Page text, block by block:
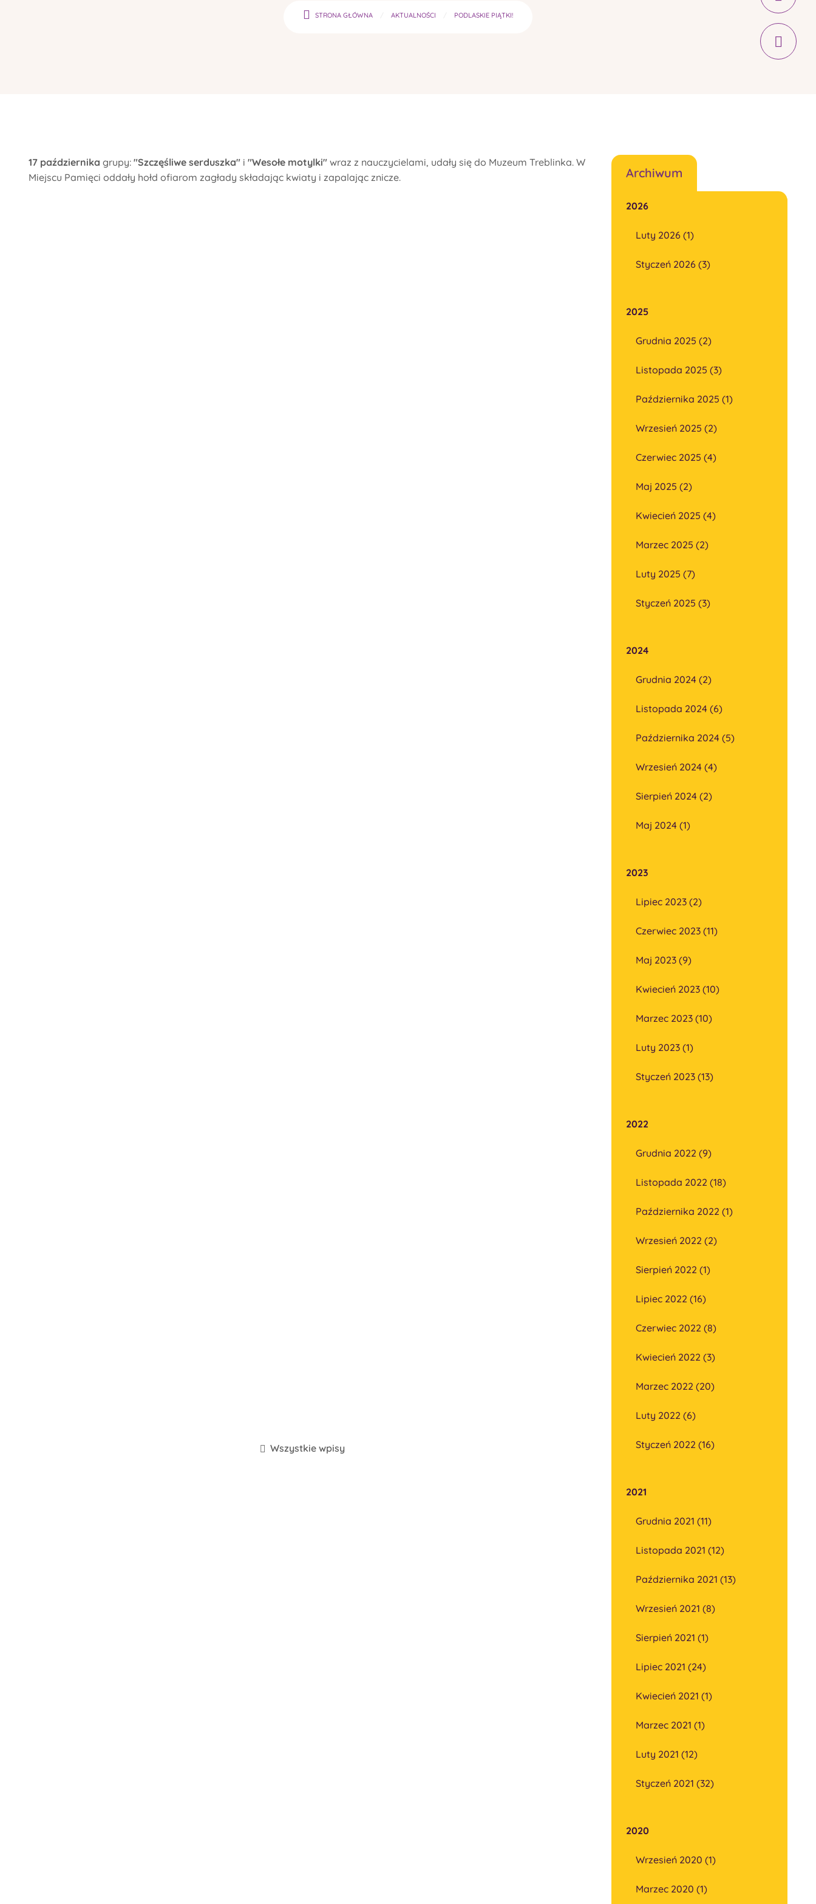
STRONA GŁÓWNA AKTUALNOŚCI PODLASKIE PIĄTKI!
17 października grupy: "Szczęśliwe serduszka" i "Wesołe motylki" wraz z nauczycielami, udały się do Muzeum Treblinka. W
Miejscu Pamięci oddały hołd ofiarom zagłady składając kwiaty i zapalając znicze.
Wszystkie wpisy
Archiwum
2026
Luty 2026 (1)
Styczeń 2026 (3)
2025
Grudnia 2025 (2)
Listopada 2025 (3)
Października 2025 (1)
Wrzesień 2025 (2)
Czerwiec 2025 (4)
Maj 2025 (2)
Kwiecień 2025 (4)
Marzec 2025 (2)
Luty 2025 (7)
Styczeń 2025 (3)
2024
Grudnia 2024 (2)
Listopada 2024 (6)
Października 2024 (5)
Wrzesień 2024 (4)
Sierpień 2024 (2)
Maj 2024 (1)
2023
Lipiec 2023 (2)
Czerwiec 2023 (11)
Maj 2023 (9)
Kwiecień 2023 (10)
Marzec 2023 (10)
Luty 2023 (1)
Styczeń 2023 (13)
2022
Grudnia 2022 (9)
Listopada 2022 (18)
Października 2022 (1)
Wrzesień 2022 (2)
Sierpień 2022 (1)
Lipiec 2022 (16)
Czerwiec 2022 (8)
Kwiecień 2022 (3)
Marzec 2022 (20)
Luty 2022 (6)
Styczeń 2022 (16)
2021
Grudnia 2021 (11)
Listopada 2021 (12)
Października 2021 (13)
Wrzesień 2021 (8)
Sierpień 2021 (1)
Lipiec 2021 (24)
Kwiecień 2021 (1)
Marzec 2021 (1)
Luty 2021 (12)
Styczeń 2021 (32)
2020
Wrzesień 2020 (1)
Marzec 2020 (1)